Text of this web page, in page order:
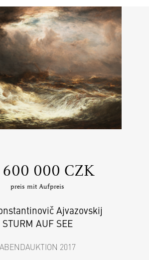
600 000 CZK
preis mit Aufpreis
Ajvazovskij
STURM AUF SEE
ABENDAUKTION 2017